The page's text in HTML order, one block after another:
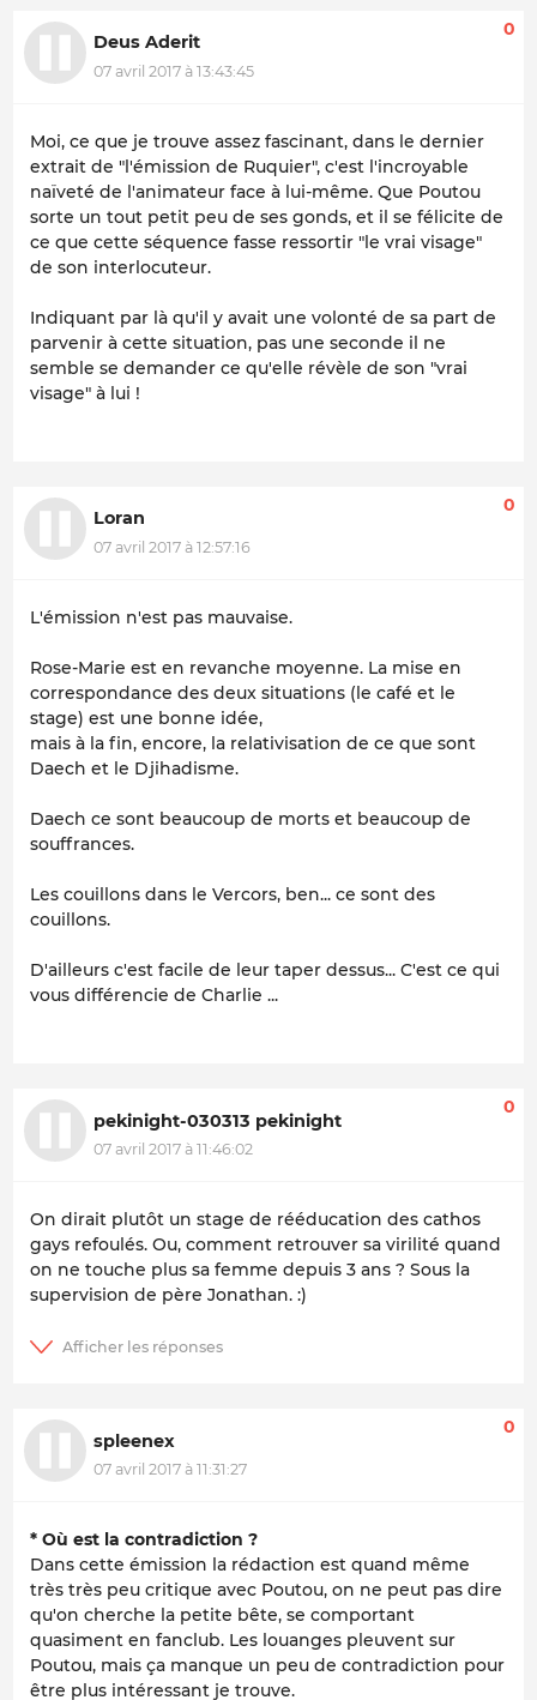
Deus Aderit
07 avril 2017 à 13:43:45
0
Moi, ce que je trouve assez fascinant, dans le dernier
extrait de "l'émission de Ruquier", c'est l'incroyable
naïveté de l'animateur face à lui-même. Que Poutou
sorte un tout petit peu de ses gonds, et il se félicite de
ce que cette séquence fasse ressortir "le vrai visage"
de son interlocuteur.
Indiquant par là qu'il y avait une volonté de sa part de
parvenir à cette situation, pas une seconde il ne
semble se demander ce qu'elle révèle de son "vrai
visage" à lui !
Loran
07 avril 2017 à 12:57:16
0
L'émission n'est pas mauvaise.
Rose-Marie est en revanche moyenne. La mise en
correspondance des deux situations (le café et le
stage) est une bonne idée,
mais à la fin, encore, la relativisation de ce que sont
Daech et le Djihadisme.
Daech ce sont beaucoup de morts et beaucoup de
souffrances.
Les couillons dans le Vercors, ben... ce sont des
couillons.
D'ailleurs c'est facile de leur taper dessus... C'est ce qui
vous différencie de Charlie ...
pekinight-030313 pekinight
07 avril 2017 à 11:46:02
0
On dirait plutôt un stage de rééducation des cathos
gays refoulés. Ou, comment retrouver sa virilité quand
on ne touche plus sa femme depuis 3 ans ? Sous la
supervision de père Jonathan. :)
spleenex
07 avril 2017 à 11:31:27
0
* Où est la contradiction ?
Dans cette émission la rédaction est quand même
très très peu critique avec Poutou, on ne peut pas dire
qu'on cherche la petite bête, se comportant
quasiment en fanclub. Les louanges pleuvent sur
Poutou, mais ça manque un peu de contradiction pour
être plus intéressant je trouve.